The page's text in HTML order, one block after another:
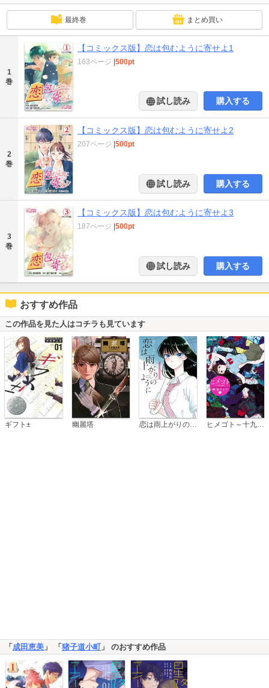
最終巻 まとめ買い
1
巻
【コミックス版】恋は包むように寄せよ1
163ページ |500pt
試し読み 購入する
2
巻
【コミックス版】恋は包むように寄せよ2
207ページ |500pt
試し読み 購入する
3
巻
【コミックス版】恋は包むように寄せよ3
187ページ |500pt
試し読み 購入する
おすすめ作品
この作品を見た人はコチラも見ています
ギフト± 幽麗塔 ヒメゴト～十九歳の制服～
「成田恵美 」 「猪子道小町 」 のおすすめ作品